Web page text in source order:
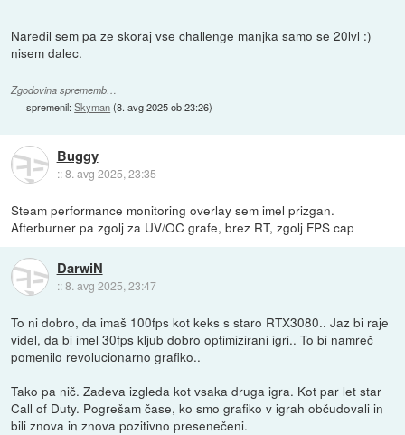
Naredil sem pa ze skoraj vse challenge manjka samo se 20lvl :)
nisem dalec.
Zgodovina sprememb…
spremenil:Skyman(8. avg 2025 ob 23:26)
Buggy
::8. avg 2025, 23:35
Steam performance monitoring overlay sem imel prizgan.
Afterburner pa zgolj za UV/OC grafe, brez RT, zgolj FPS cap
DarwiN
::8. avg 2025, 23:47
To ni dobro, da imaš 100fps kot keks s staro RTX3080.. Jaz bi raje
videl, da bi imel 30fps kljub dobro optimizirani igri.. To bi namreč
pomenilo revolucionarno grafiko..
Tako pa nič. Zadeva izgleda kot vsaka druga igra. Kot par let star
Call of Duty. Pogrešam čase, ko smo grafiko v igrah občudovali in
bili znova in znova pozitivno presenečeni.